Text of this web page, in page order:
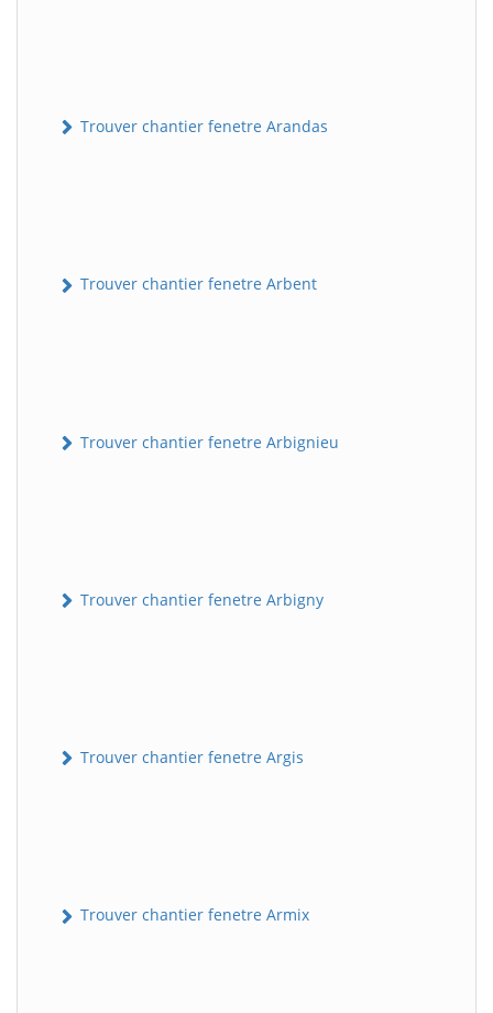
Trouver chantier fenetre Arandas
Trouver chantier fenetre Arbent
Trouver chantier fenetre Arbignieu
Trouver chantier fenetre Arbigny
Trouver chantier fenetre Argis
Trouver chantier fenetre Armix